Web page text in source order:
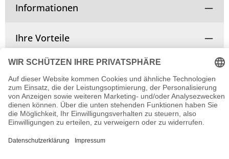
Informationen
Ihre Vorteile
Vertrag widerrufen